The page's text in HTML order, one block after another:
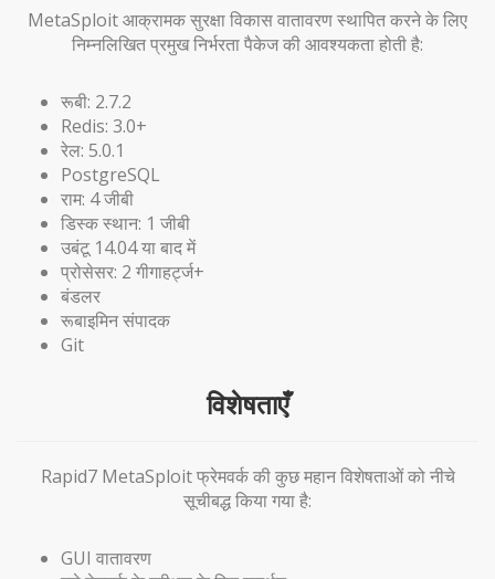
MetaSploit आक्रामक सुरक्षा विकास वातावरण स्थापित करने के लिए
निम्नलिखित प्रमुख निर्भरता पैकेज की आवश्यकता होती है:
रूबी: 2.7.2
Redis: 3.0+
रेल: 5.0.1
PostgreSQL
राम: 4 जीबी
डिस्क स्थान: 1 जीबी
उबंटू 14.04 या बाद में
प्रोसेसर: 2 गीगाहर्ट्ज+
बंडलर
रूबाइमिन संपादक
Git
विशेषताएँ
Rapid7 MetaSploit फ्रेमवर्क की कुछ महान विशेषताओं को नीचे
सूचीबद्ध किया गया है:
GUI वातावरण